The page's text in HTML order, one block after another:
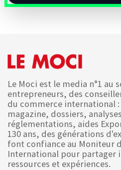
Le Moci est le media n°1 au
entrepreneurs, des
du commerce international
magazine, dossiers,
réglementations, aides
130 ans, des générations
font confiance au Moniteur
International pour partager
ressources et expériences.